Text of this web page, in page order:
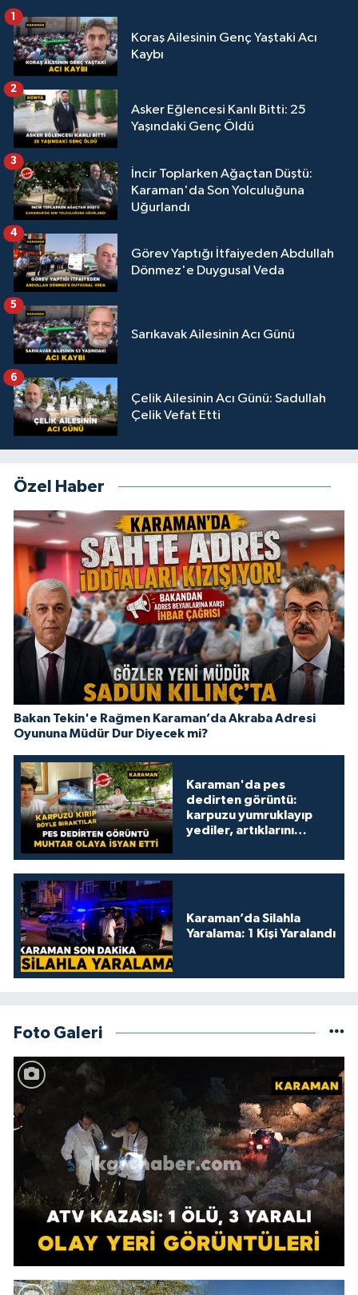
Koraş Ailesinin Genç Yaştaki Acı
Kaybı
1
Asker Eğlencesi Kanlı Bitti: 25
Yaşındaki Genç Öldü
2
İncir Toplarken Ağaçtan Düştü:
Karaman'da Son Yolculuğuna
Uğurlandı
3
Görev Yaptığı İtfaiyeden Abdullah
Dönmez'e Duygusal Veda
4
Sarıkavak Ailesinin Acı Günü
5
Çelik Ailesinin Acı Günü: Sadullah
Çelik Vefat Etti
6
Özel Haber
Bakan Tekin'e Rağmen Karaman’da Akraba Adresi
Oyununa Müdür Dur Diyecek mi?
Karaman'da pes
dedirten görüntü:
karpuzu yumruklayıp
yediler, artıklarını
Karaman’da Silahla
Yaralama: 1 Kişi Yaralandı
Foto Galeri